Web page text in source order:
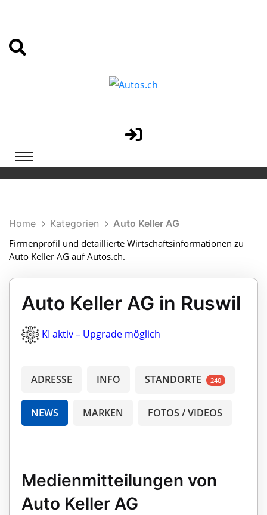
Home Kategorien
Auto Keller AG
Firmenprofil und detaillierte Wirtschaftsinformationen zu
Auto Keller AG auf Autos.ch.
Auto Keller AG in Ruswil
KI aktiv – Upgrade möglich
ADRESSE INFO STANDORTE 240
NEWS MARKEN FOTOS / VIDEOS
Medienmitteilungen von
Auto Keller AG